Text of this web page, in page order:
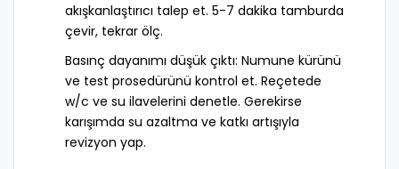
akışkanlaştırıcı talep et. 5-7 dakika tamburda
çevir, tekrar ölç.
Basınç dayanımı düşük çıktı: Numune kürünü
ve test prosedürünü kontrol et. Reçetede
w/c ve su ilavelerini denetle. Gerekirse
karışımda su azaltma ve katkı artışıyla
revizyon yap.